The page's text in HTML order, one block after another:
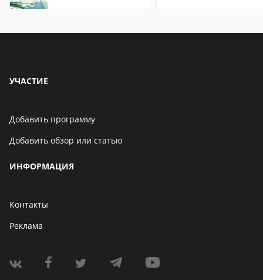
УЧАСТИЕ
Добавить программу
Добавить обзор или статью
ИНФОРМАЦИЯ
Контакты
Реклама